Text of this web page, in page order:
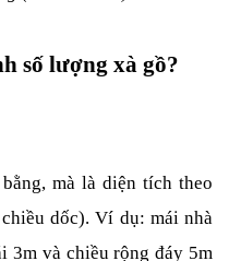
số lượng xà gồ?
mà là diện tích theo
dốc). Ví dụ: mái nhà
3m và chiều rộng đáy 5m